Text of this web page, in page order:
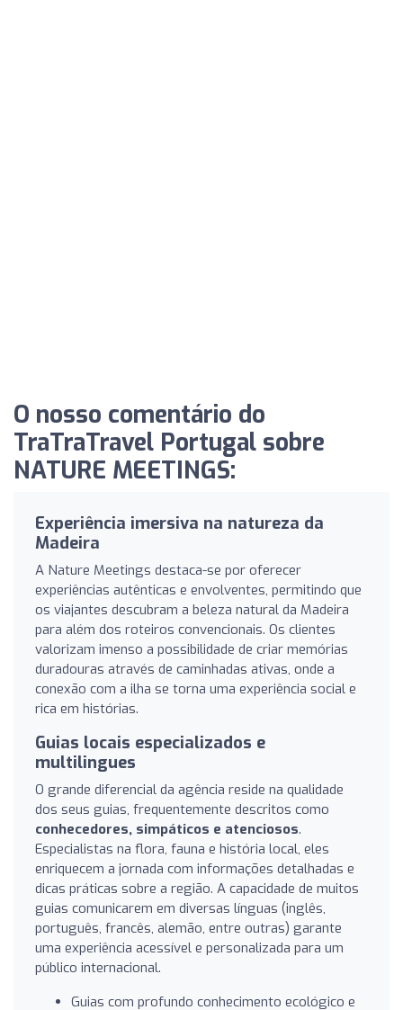
O nosso comentário do
TraTraTravel Portugal sobre
NATURE MEETINGS:
Experiência imersiva na natureza da
Madeira
A Nature Meetings destaca-se por oferecer
experiências autênticas e envolventes, permitindo que
os viajantes descubram a beleza natural da Madeira
para além dos roteiros convencionais. Os clientes
valorizam imenso a possibilidade de criar memórias
duradouras através de caminhadas ativas, onde a
conexão com a ilha se torna uma experiência social e
rica em histórias.
Guias locais especializados e
multilingues
O grande diferencial da agência reside na qualidade
dos seus guias, frequentemente descritos como
conhecedores, simpáticos e atenciosos.
Especialistas na flora, fauna e história local, eles
enriquecem a jornada com informações detalhadas e
dicas práticas sobre a região. A capacidade de muitos
guias comunicarem em diversas línguas (inglês,
português, francês, alemão, entre outras) garante
uma experiência acessível e personalizada para um
público internacional.
Guias com profundo conhecimento ecológico e